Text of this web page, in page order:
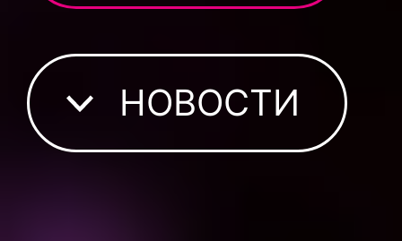
НОВОСТИ